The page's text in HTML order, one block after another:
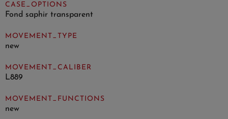
CASE_OPTIONS
Fond saphir transparent
MOVEMENT_TYPE
new
MOVEMENT_CALIBER
L889
MOVEMENT_FUNCTIONS
new